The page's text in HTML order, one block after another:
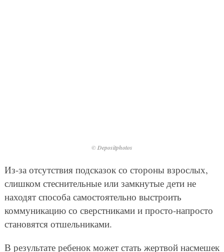
© Depositphotos
Из-за отсутствия подсказок со стороны взрослых,
слишком стеснительные или замкнутые дети не
находят способа самостоятельно выстроить
коммуникацию со сверстниками и просто-напросто
становятся отшельниками.
В результате ребенок может стать жертвой насмешек